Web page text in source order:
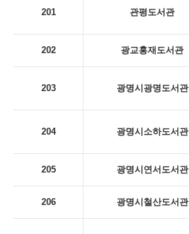
201 관평도서관
202 광교홍재도서관
203 광명시광명도서관
204 광명시소하도서관
205 광명시연서도서관
206 광명시철산도서관